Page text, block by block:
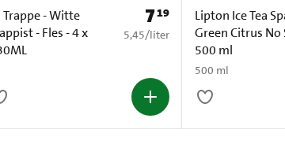
Trappe - Witte
- Fles - 4 x
Prijs: € 7,19
719
€ 5,45 per liter
5,45/liter
Lipton Ice Tea
Green Citrus No
500 ml
500 ml